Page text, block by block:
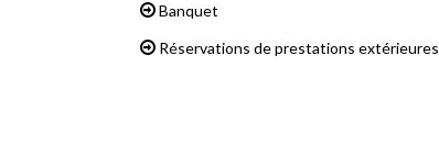
Banquet
Réservations de prestations extérieures